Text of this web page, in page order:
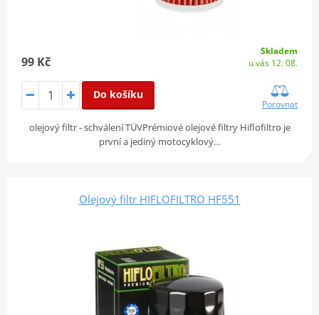
99 Kč
Skladem
u vás 12. 08.
Do košíku
Porovnat
olejový filtr - schválení TÜVPrémiové olejové filtry Hiflofiltro je
první a jediný motocyklový…
Olejový filtr HIFLOFILTRO HF551